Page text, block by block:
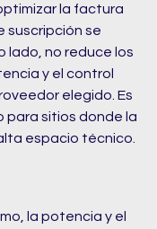
la factura
suscripción se
lado, no reduce los
y el control
elegido. Es
para sitios donde la
espacio técnico.
la potencia y el